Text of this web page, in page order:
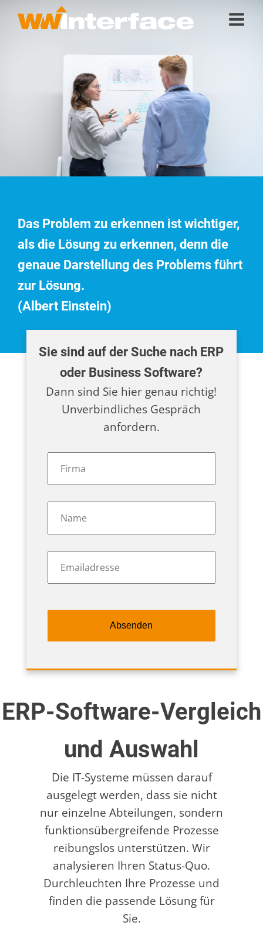
Das Problem zu erkennen ist wichtiger,
als die Lösung zu erkennen, denn die
genaue Darstellung des Problems führt
zur Lösung.
(Albert Einstein)
Sie sind auf der Suche nach ERP
oder Business Software?
Dann sind Sie hier genau richtig!
Unverbindliches Gespräch
anfordern.
Firma *
Name *
Emailadresse *
ERP-Software-Vergleich
und Auswahl
Die IT-Systeme müssen darauf
ausgelegt werden, dass sie nicht
nur einzelne Abteilungen, sondern
funktionsübergreifende Prozesse
reibungslos unterstützen. Wir
analysieren Ihren Status-Quo.
Durchleuchten Ihre Prozesse und
finden die passende Lösung für
Sie.